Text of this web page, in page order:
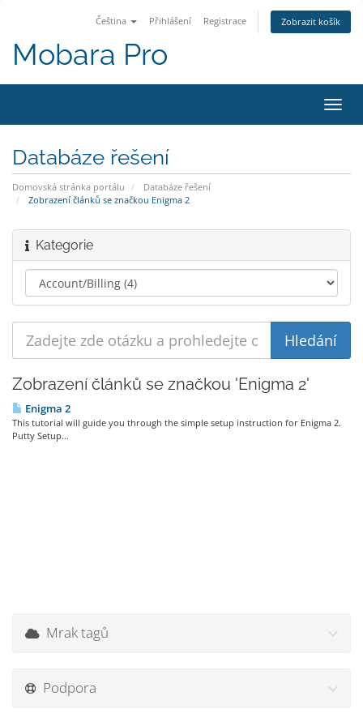
Čeština Přihlášení Registrace Zobrazit košík
Mobara Pro
Databáze řešení
Domovská stránka portálu
Databáze řešení
Zobrazení článků se značkou Enigma 2
Kategorie
Zobrazení článků se značkou 'Enigma 2'
Enigma 2
This tutorial will guide you through the simple setup instruction for Enigma 2.
Putty Setup...
Mrak tagů
Podpora